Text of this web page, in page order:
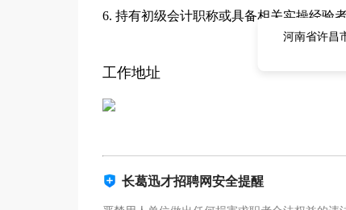
6. 持有初级会计职称或具备相关实操经验者
工作地址
河南省许昌
长葛迅才招聘网安全提醒